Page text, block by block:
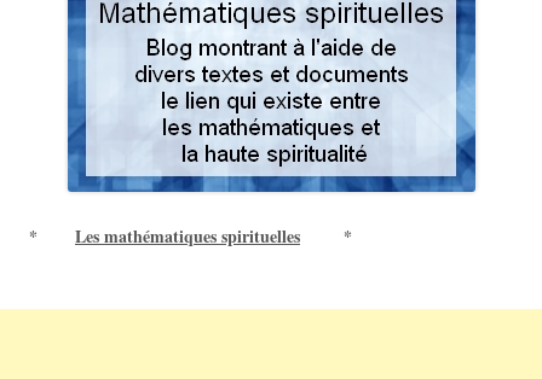
* Les mathématiques spirituelles *